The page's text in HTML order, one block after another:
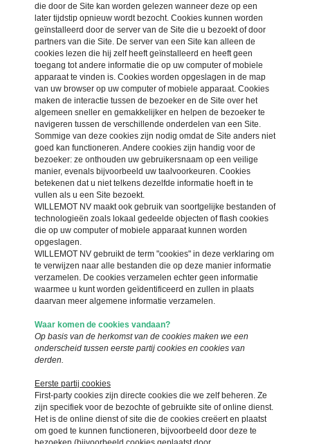
die door de Site kan worden gelezen wanneer deze op een
later tijdstip opnieuw wordt bezocht. Cookies kunnen worden
geïnstalleerd door de server van de Site die u bezoekt of door
partners van die Site. De server van een Site kan alleen de
cookies lezen die hij zelf heeft geïnstalleerd en heeft geen
toegang tot andere informatie die op uw computer of mobiele
apparaat te vinden is. Cookies worden opgeslagen in de map
van uw browser op uw computer of mobiele apparaat. Cookies
maken de interactie tussen de bezoeker en de Site over het
algemeen sneller en gemakkelijker en helpen de bezoeker te
navigeren tussen de verschillende onderdelen van een Site.
Sommige van deze cookies zijn nodig omdat de Site anders niet
goed kan functioneren. Andere cookies zijn handig voor de
bezoeker: ze onthouden uw gebruikersnaam op een veilige
manier, evenals bijvoorbeeld uw taalvoorkeuren. Cookies
betekenen dat u niet telkens dezelfde informatie hoeft in te
vullen als u een Site bezoekt.
WILLEMOT NV maakt ook gebruik van soortgelijke bestanden of
technologieën zoals lokaal gedeelde objecten of flash cookies
die op uw computer of mobiele apparaat kunnen worden
opgeslagen.
WILLEMOT NV gebruikt de term "cookies" in deze verklaring om
te verwijzen naar alle bestanden die op deze manier informatie
verzamelen. De cookies verzamelen echter geen informatie
waarmee u kunt worden geïdentificeerd en zullen in plaats
daarvan meer algemene informatie verzamelen.
Waar komen de cookies vandaan?
Op basis van de herkomst van de cookies maken we een
onderscheid tussen eerste partij cookies en cookies van
derden.
Eerste partij cookies
First-party cookies zijn directe cookies die we zelf beheren. Ze
zijn specifiek voor de bezochte of gebruikte site of online dienst.
Het is de online dienst of site die de cookies creëert en plaatst
om goed te kunnen functioneren, bijvoorbeeld door deze te